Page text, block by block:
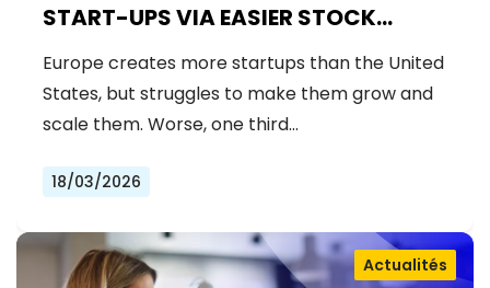
START-UPS VIA EASIER STOCK
OPTIONS RULES
Europe creates more startups than the United
States, but struggles to make them grow and
scale them. Worse, one third…
18/03/2026
Actualités